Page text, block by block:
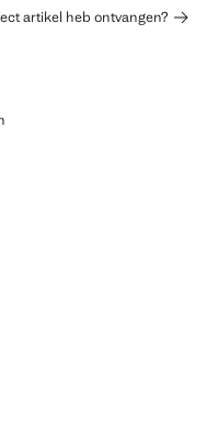
artikel heb ontvangen?